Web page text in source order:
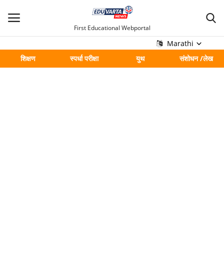
First Educational Webportal
Marathi
शिक्षण
स्पर्धा परीक्षा युथ संशोधन /लेख
मुख्य